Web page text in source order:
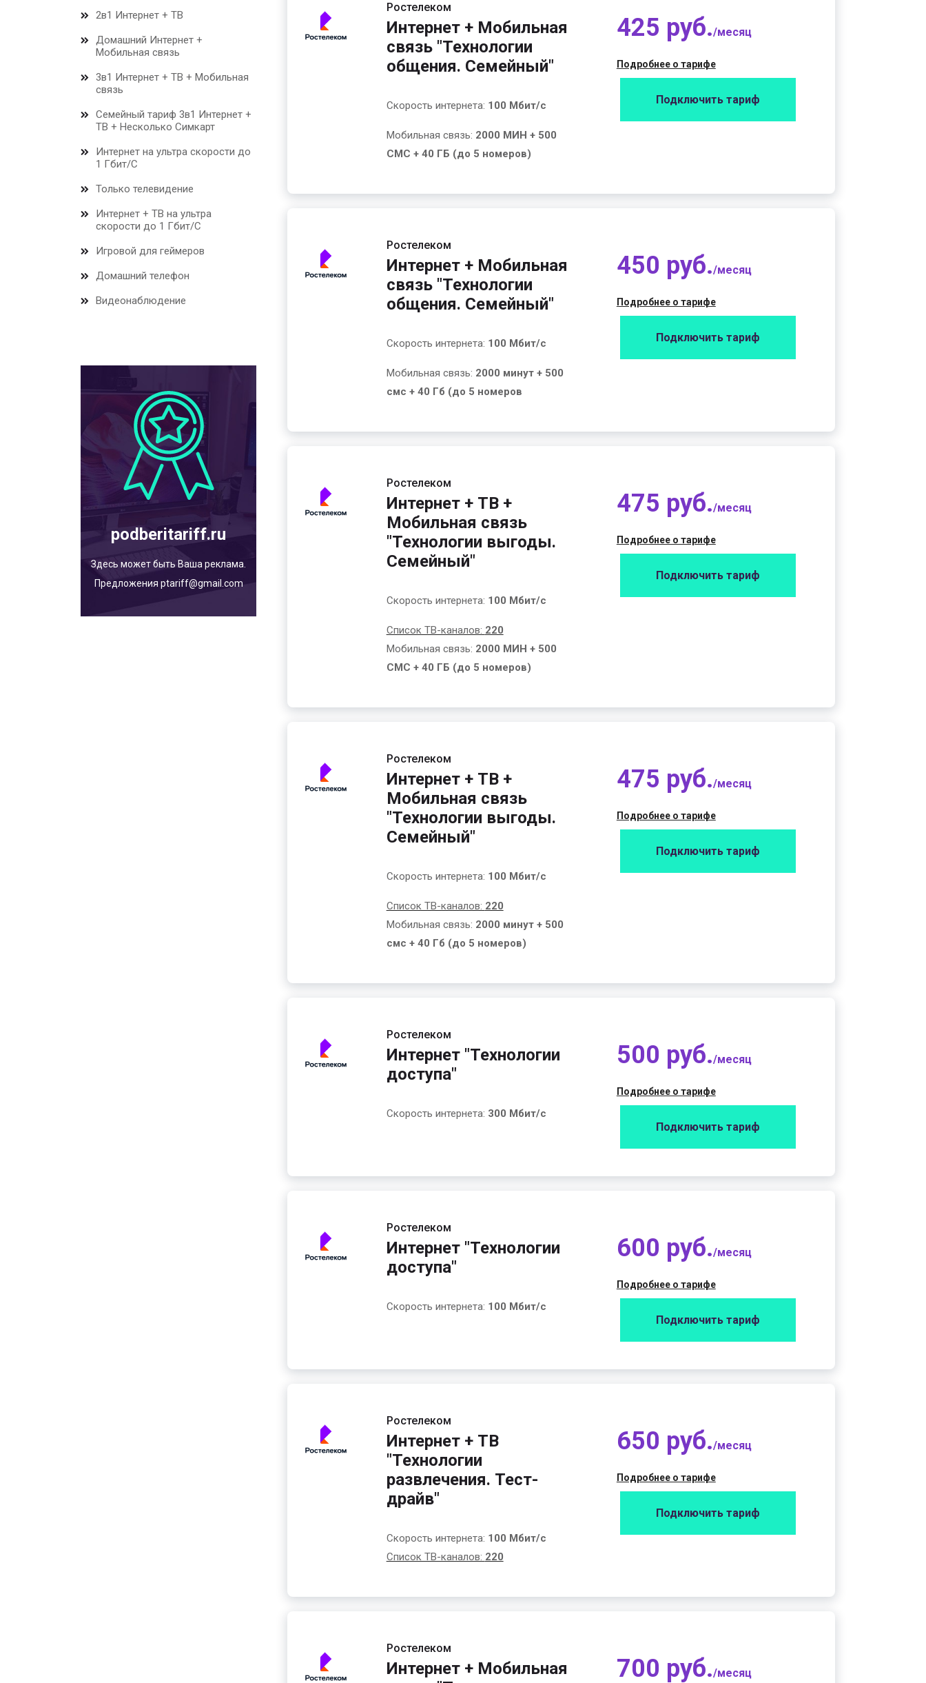
2в1 Интернет + ТВ
Домашний Интернет +
Мобильная связь
3в1 Интернет + ТВ + Мобильная
связь
Семейный тариф 3в1 Интернет +
ТВ + Несколько Симкарт
Интернет на ультра скорости до
1 Гбит/С
Только телевидение
Интернет + ТВ на ультра
скорости до 1 Гбит/С
Игровой для геймеров
Домашний телефон
Видеонаблюдение
podberitariff.ru
Здесь может быть Ваша реклама.
Предложения ptariff@gmail.com
Ростелеком
Интернет + Мобильная
связь "Технологии
общения. Семейный"
Скорость интернета: 100 Мбит/с
Мобильная связь: 2000 МИН + 500
СМС + 40 ГБ (до 5 номеров)
425 руб./месяц
Подробнее о тарифе
Подключить тариф
Ростелеком
Интернет + Мобильная
связь "Технологии
общения. Семейный"
Скорость интернета: 100 Мбит/с
Мобильная связь: 2000 минут + 500
смс + 40 Гб (до 5 номеров
450 руб./месяц
Подробнее о тарифе
Подключить тариф
Ростелеком
Интернет + ТВ +
Мобильная связь
"Технологии выгоды.
Семейный"
Скорость интернета: 100 Мбит/с
Список ТВ-каналов: 220
Мобильная связь: 2000 МИН + 500
СМС + 40 ГБ (до 5 номеров)
475 руб./месяц
Подробнее о тарифе
Подключить тариф
Ростелеком
Интернет + ТВ +
Мобильная связь
"Технологии выгоды.
Семейный"
Скорость интернета: 100 Мбит/с
Список ТВ-каналов: 220
Мобильная связь: 2000 минут + 500
смс + 40 Гб (до 5 номеров)
475 руб./месяц
Подробнее о тарифе
Подключить тариф
Ростелеком
Интернет "Технологии
доступа"
Скорость интернета: 300 Мбит/с
500 руб./месяц
Подробнее о тарифе
Подключить тариф
Ростелеком
Интернет "Технологии
доступа"
Скорость интернета: 100 Мбит/с
600 руб./месяц
Подробнее о тарифе
Подключить тариф
Ростелеком
Интернет + ТВ
"Технологии
развлечения. Тест-
драйв"
Скорость интернета: 100 Мбит/с
Список ТВ-каналов: 220
650 руб./месяц
Подробнее о тарифе
Подключить тариф
Ростелеком
Интернет + Мобильная
700 руб./месяц